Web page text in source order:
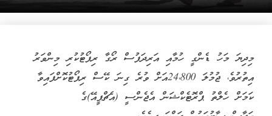
މިދިޔަ މަހު ޑެންގީ ހުމާއި އަރިދަފުސް ރޯގާ ރިޕޯޓުކުރި މިންވަރު
އިތުރުވެ، ޖުމުލަ 24،800އަށް ވުރެ ގިނަ ކޭސް ރިޕޯޓުކޮށްފައިވާ
ކަމަށް ހެލްތު ޕްރޮޓެކްޝަން އެޖެންސީ (އެޗްޕީއޭ)ގެ